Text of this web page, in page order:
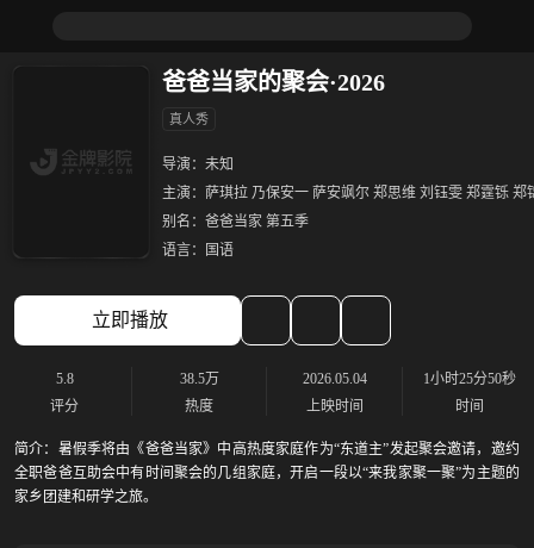
爸爸当家的聚会·2026
真人秀
导演： 未知
主演： 萨琪拉 乃保安一 萨安飒尔 郑思维 刘钰雯 郑霆铄 郑
别名： 爸爸当家 第五季
语言：
国语
立即播放
5.8
评分
38.5万
热度
2026.05.04
上映时间
1小时25分50秒
时间
简介： 暑假季将由《爸爸当家》中高热度家庭作为“东道主”发起聚会邀请，邀约
全职爸爸互助会中有时间聚会的几组家庭，开启一段以“来我家聚一聚”为主题的
家乡团建和研学之旅。